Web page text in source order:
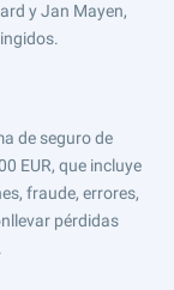
y Jan Mayen,
de seguro de
EUR, que incluye
fraude, errores,
pérdidas